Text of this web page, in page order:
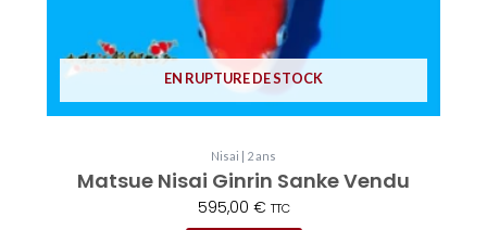
EN RUPTURE DE STOCK
Nisai | 2 ans
Matsue Nisai Ginrin Sanke Vendu
595,00 € TTC